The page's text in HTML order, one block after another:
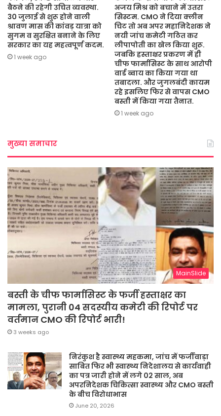
बैठने की रहेगी उचित व्यवस्था.
30 जुलाई से शुरू होने वाली
श्रावण मास की कांवड़ यात्रा को
सुगम व सुरक्षित बनाने के लिए
सरकार का यह महत्वपूर्ण कदम.
1 week ago
अजय मिश्र को बचाने में उतरा
सिस्टम. CMO ने दिया क्लीन
चिट तो अब अपर महानिदेशक ने
नयी जांच कमेटी गठित कर
लीपापोती का खेल किया शुरू.
जबकि हस्ताक्षर प्रकरण में ही
चीफ फार्मासिस्ट के साथ आरोपी
वार्ड ब्वाय का किया गया था
तबादला. और जुगलबंदी कायम
रहे इसलिए फिर से वापस CMO
बस्ती में किया गया तैनात.
1 week ago
मुख्या समाचार
MainSlide
बस्ती के चीफ फार्मासिस्ट के फर्जी हस्ताक्षर का
मामला, पुरानी 04 सदस्यीय कमेटी की रिपोर्ट पर
वर्तमान CMO की रिपोर्ट भारी!
3 weeks ago
निरंकुश है स्वास्थ्य महकमा, जांच में फर्जीवाड़ा
साबित फिर भी स्वास्थ्य निदेशालय से कार्यवाही
का पत्र जारी होने में लगे 02 साल, अब
अपरनिदेशक चिकित्सा स्वास्थ्य और CMO बस्ती
के बीच विरोधाभास
June 20, 2026